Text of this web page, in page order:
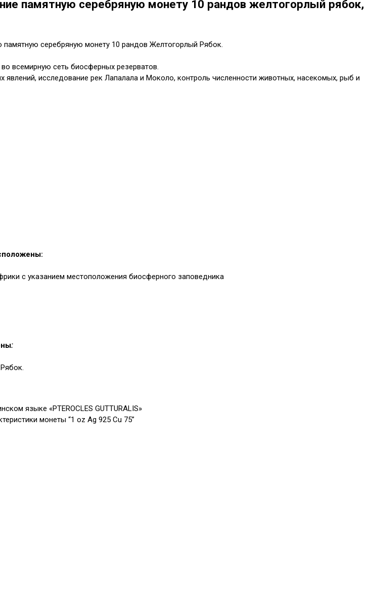
памятную серебряную монету 10 рандов желтогорлый рябок,
серебряную монету 10 рандов Желтогорлый Рябок.
всемирную сеть биосферных резерватов.
исследование рек Лапалала и Моколо, контроль численности животных, насекомых, рыб и
с указанием местоположения биосферного заповедника
:
языке «PTEROCLES GUTTURALIS»
монеты “1 oz Ag 925 Cu 75”